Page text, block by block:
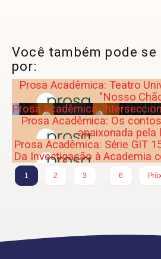
Você também pode
por:
Prosa Acadêmica: Teatro
"Nosso
Prosa Acadêmica:
Prosa Acadêmica: Os
apaixonada pela
Prosa Acadêmica: Série GIT
Da Investigação à Academia
1 2 3
6